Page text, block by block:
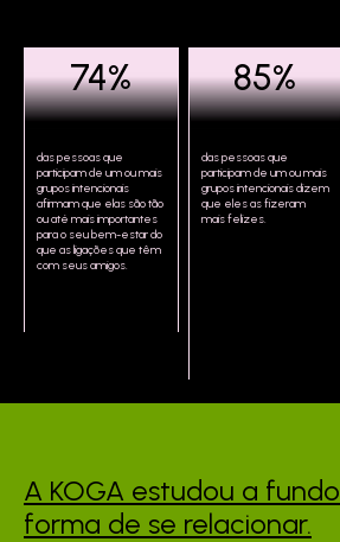
74%
das pessoas que
participam de um ou mais
grupos intencionais
afirmam que elas são tão
ou até mais importantes
para o seu bem-estar do
que as ligações que têm
com seus amigos.
85%
das pessoas que
participam de um ou mais
grupos intencionais dizem
que eles as fizeram
mais felizes.
A KOGA estudou a fundo
forma de se relacionar.